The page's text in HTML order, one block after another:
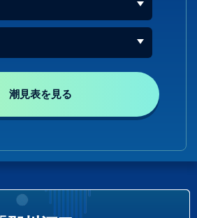
潮見表を見る